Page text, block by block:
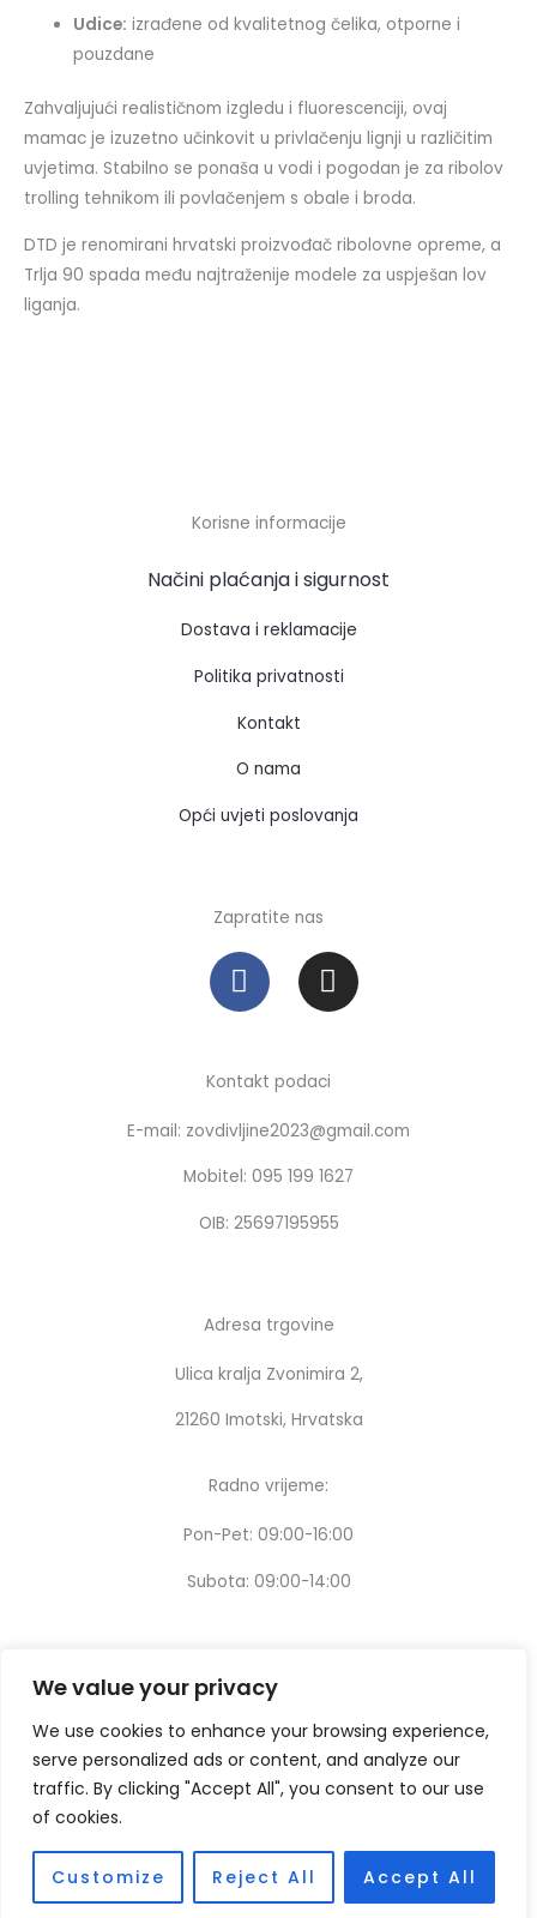
We value your privacy
We use cookies to enhance your browsing experience,
serve personalized ads or content, and analyze our
traffic. By clicking "Accept All", you consent to our use
of cookies.
Customize Reject All Accept All
Udice: izrađene od kvalitetnog čelika, otporne i
pouzdane
Zahvaljujući realističnom izgledu i fluorescenciji, ovaj
mamac je izuzetno učinkovit u privlačenju lignji u različitim
uvjetima. Stabilno se ponaša u vodi i pogodan je za ribolov
trolling tehnikom ili povlačenjem s obale i broda.
DTD je renomirani hrvatski proizvođač ribolovne opreme, a
Trlja 90 spada među najtraženije modele za uspješan lov
liganja.
Korisne informacije
Načini plaćanja i sigurnost
Dostava i reklamacije
Politika privatnosti
Kontakt
O nama
Opći uvjeti poslovanja
Zapratite nas
F
a
c
b
o
o
k
I
n
s
a
r
a
m
Kontakt podaci
E-mail: zovdivljine2023@gmail.com
Mobitel: 095 199 1627
OIB: 25697195955
Adresa trgovine
Ulica kralja Zvonimira 2,
21260 Imotski, Hrvatska
Radno vrijeme:
Pon-Pet: 09:00-16:00
Subota: 09:00-14:00
Copyright © [2024] – Design by: Thinking digital